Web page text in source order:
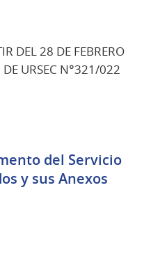
DEL 28 DE FEBRERO
URSEC N°321/022
del Servicio
y sus Anexos